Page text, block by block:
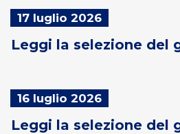
17 luglio 2026
Leggi la selezione del
16 luglio 2026
Leggi la selezione del